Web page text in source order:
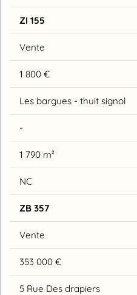
ZI 155
Vente
1 800 €
Les bargues - thuit signol
-
1 790 m²
NC
ZB 357
Vente
353 000 €
5 Rue Des drapiers